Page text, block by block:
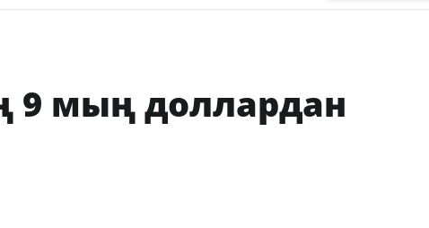
9 мың доллардан